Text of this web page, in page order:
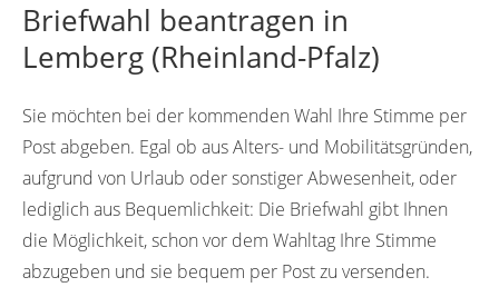
Briefwahl beantragen in
Lemberg (Rheinland-Pfalz)
Sie möchten bei der kommenden Wahl Ihre Stimme per
Post abgeben. Egal ob aus Alters- und Mobilitätsgründen,
aufgrund von Urlaub oder sonstiger Abwesenheit, oder
lediglich aus Bequemlichkeit: Die Briefwahl gibt Ihnen
die Möglichkeit, schon vor dem Wahltag Ihre Stimme
abzugeben und sie bequem per Post zu versenden.